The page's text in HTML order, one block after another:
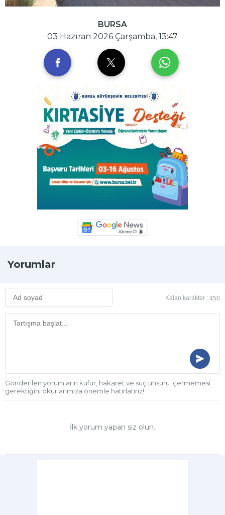
BURSA
03 Haziran 2026 Çarşamba, 13:47
Yorumlar
Kalan karakter : 450
Gönderilen yorumların küfür, hakaret ve suç unsuru içermemesi
gerektiğini okurlarımıza önemle hatırlatırız!
İlk yorum yapan siz olun.